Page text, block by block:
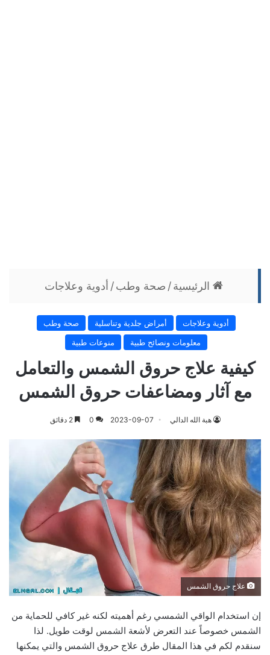
الرئيسية / صحة وطب / أدوية وعلاجات
أدوية وعلاجات أمراض جلدية وتناسلية
صحة وطب
معلومات ونصائح طبية
منوعات طبية
كيفية علاج حروق الشمس والتعامل
مع آثار ومضاعفات حروق الشمس
هبة الله الدالي 2023-09-07
0 2 دقائق
علاج حروق الشمس
إن استخدام الواقي الشمسي رغم أهميته لكنه غير كافي للحماية من
الشمس خصوصاً عند التعرض لأشعة الشمس لوقت طويل. لذا
سنقدم لكم في هذا المقال طرق علاج حروق الشمس والتي يمكنها